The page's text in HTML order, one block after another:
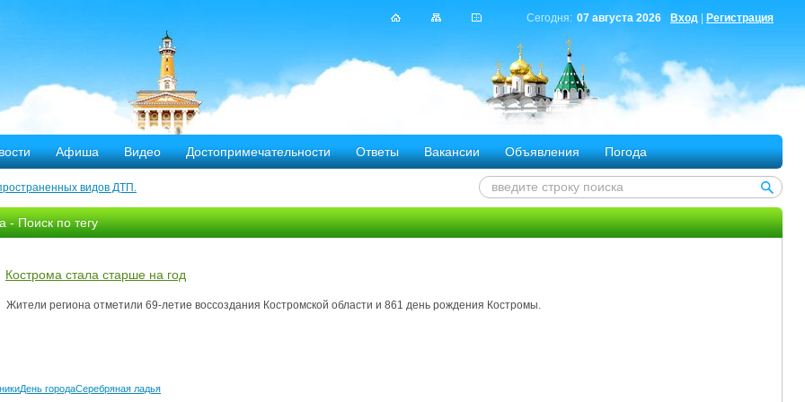
Вход Регистрация
Сегодня: 07 августа 2026
Афиша Видео Достопримечательности Ответы Вакансии Объявления Погода
видов ДТП.
дорог
аварии на Чернобыльской АЭС
в Кострому.
оштрафовано 20 человек
- Поиск по тегу
Кострома стала старше на год
Жители региона отметили 69-летие воссоздания Костромской области и 861 день рождения Костромы.
День городаСеребряная ладья